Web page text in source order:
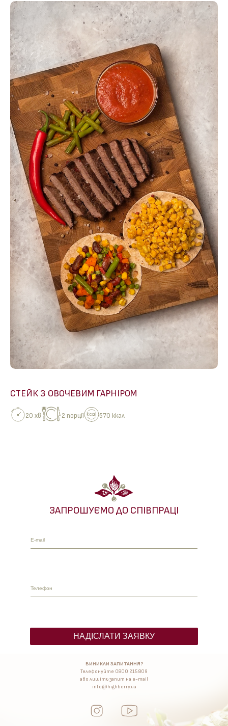
СТЕЙК З ОВОЧЕВИМ ГАРНІРОМ
20 хв 2 порції 570 ккал
ЗАПРОШУЄМО ДО СПІВПРАЦІ
ВИНИКЛИ ЗАПИТАННЯ?
Телефонуйте 0800 215 809
або лишіть запит на e-mail
info@highberry.ua